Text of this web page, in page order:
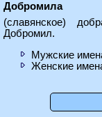
Добромила
(славянское)
Добромил.
Мужские
Женские